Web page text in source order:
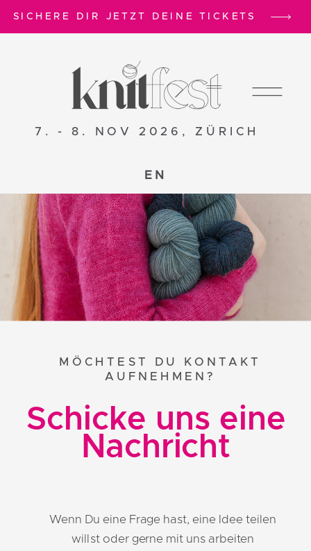
SICHERE DIR JETZT DEINE TICKETS
7. - 8. NOV 2026, ZÜRICH
EN
Wenn Du eine Frage hast, eine Idee teilen
willst oder gerne mit uns arbeiten
Schicke uns eine
Nachricht
MÖCHTEST DU KONTAKT
AUFNEHMEN?